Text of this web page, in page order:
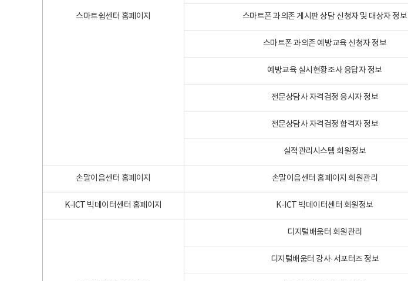
스마트쉼센터 홈페이지 스마트폰 과의존 게시판 상담 신청자 및 대상자 정보
스마트폰 과의존 예방교육 신청자 정보
예방교육 실시현황조사 응답자 정보
전문상담사 자격검정 응시자 정보
전문상담사 자격검정 합격자 정보
실적관리시스템 회원정보
손말이음센터 홈페이지 손말이음센터 홈페이지 회원관리
K-ICT 빅데이터센터 홈페이지 K-ICT 빅데이터센터 회원정보
디지털배움터 회원관리
디지털배움터 강사·서포터즈 정보